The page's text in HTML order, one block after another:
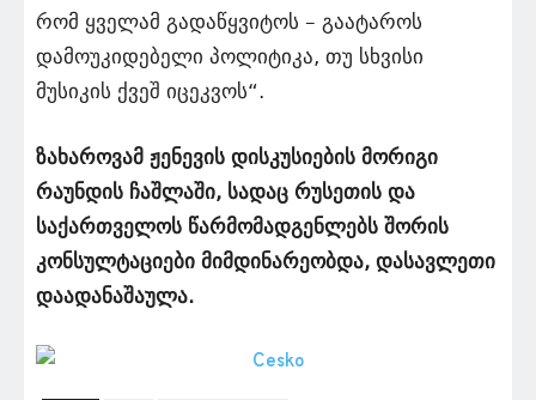
რომ ყველამ გადაწყვიტოს – გაატაროს
დამოუკიდებელი პოლიტიკა, თუ სხვისი
მუსიკის ქვეშ იცეკვოს“.
ზახაროვამ ჟენევის დისკუსიების მორიგი
რაუნდის ჩაშლაში, სადაც რუსეთის და
საქართველოს წარმომადგენლებს შორის
კონსულტაციები მიმდინარეობდა, დასავლეთი
დაადანაშაულა.